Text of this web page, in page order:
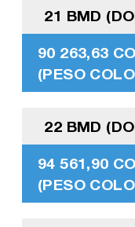
21 BMD
90 263,63
(PESO
22 BMD
94 561,90
(PESO